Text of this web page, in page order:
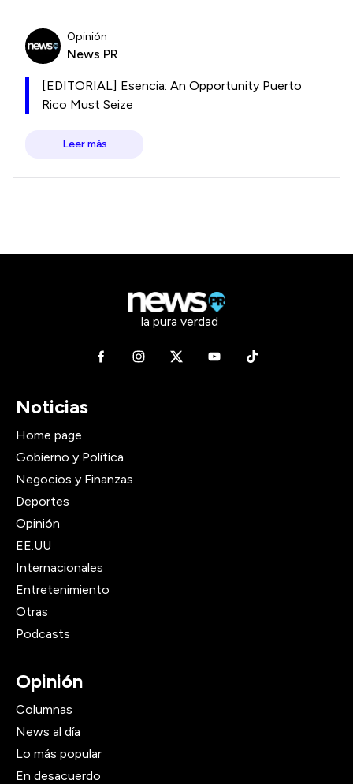
Opinión
News PR
[EDITORIAL] Esencia: An Opportunity Puerto
Rico Must Seize
Leer más
la pura verdad
Noticias
Home page
Gobierno y Política
Negocios y Finanzas
Deportes
Opinión
EE.UU
Internacionales
Entretenimiento
Otras
Podcasts
Opinión
Columnas
News al día
Lo más popular
En desacuerdo